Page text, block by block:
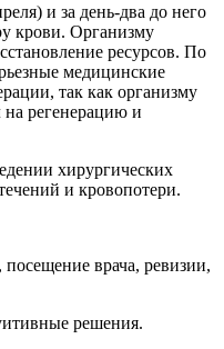
и за день-два до него
крови. Организму
ресурсов. По
медицинские
так как организму
на регенерацию и
хирургических
и кровопотери.
посещение врача, ревизии,
решения.